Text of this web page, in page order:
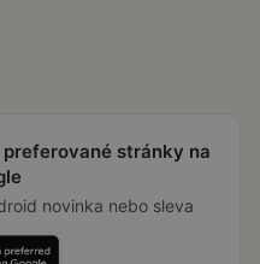
stránky na
novinka nebo sleva